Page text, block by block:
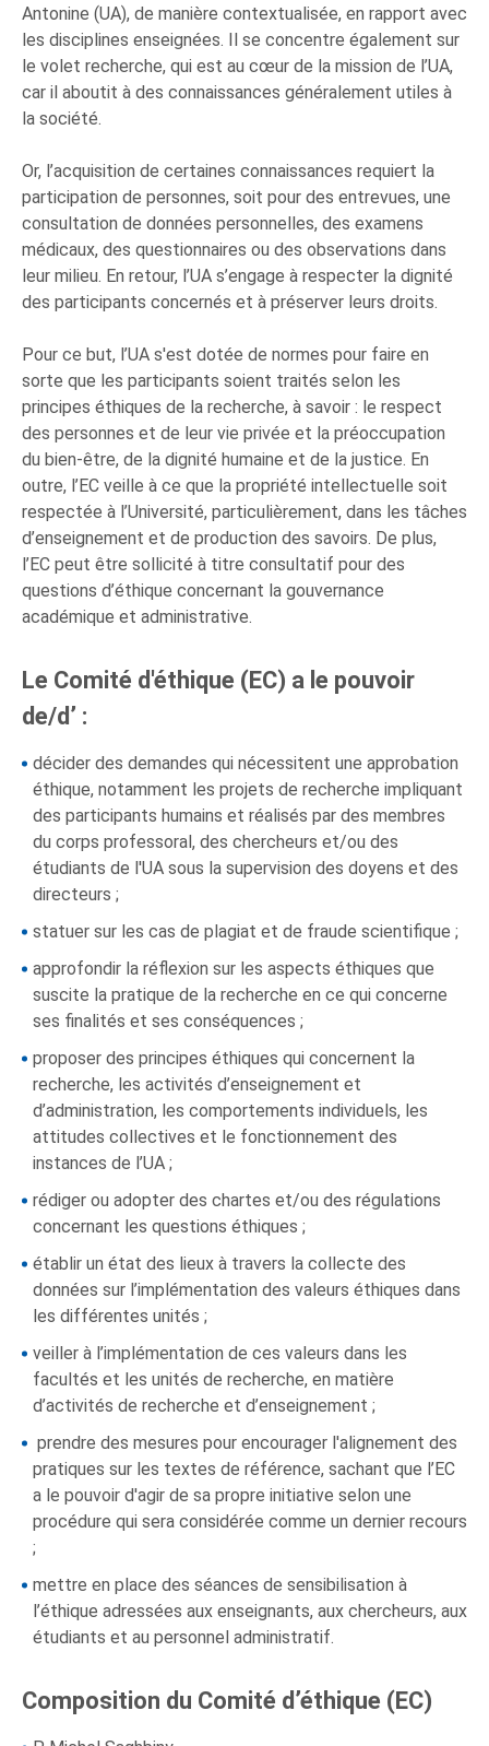
Antonine (UA), de manière contextualisée, en rapport avec
les disciplines enseignées. Il se concentre également sur
le volet recherche, qui est au cœur de la mission de l’UA,
car il aboutit à des connaissances généralement utiles à
la société.
Or, l’acquisition de certaines connaissances requiert la
participation de personnes, soit pour des entrevues, une
consultation de données personnelles, des examens
médicaux, des questionnaires ou des observations dans
leur milieu. En retour, l’UA s’engage à respecter la dignité
des participants concernés et à préserver leurs droits.
Pour ce but, l’UA s'est dotée de normes pour faire en
sorte que les participants soient traités selon les
principes éthiques de la recherche, à savoir : le respect
des personnes et de leur vie privée et la préoccupation
du bien-être, de la dignité humaine et de la justice. En
outre, l’EC veille à ce que la propriété intellectuelle soit
respectée à l’Université, particulièrement, dans les tâches
d’enseignement et de production des savoirs. De plus,
l’EC peut être sollicité à titre consultatif pour des
questions d’éthique concernant la gouvernance
académique et administrative.
Le Comité d'éthique (EC) a le pouvoir
de/d’ :
décider des demandes qui nécessitent une approbation
éthique, notamment les projets de recherche impliquant
des participants humains et réalisés par des membres
du corps professoral, des chercheurs et/ou des
étudiants de l'UA sous la supervision des doyens et des
directeurs ;
statuer sur les cas de plagiat et de fraude scientifique ;
approfondir la réflexion sur les aspects éthiques que
suscite la pratique de la recherche en ce qui concerne
ses finalités et ses conséquences ;
proposer des principes éthiques qui concernent la
recherche, les activités d’enseignement et
d’administration, les comportements individuels, les
attitudes collectives et le fonctionnement des
instances de l’UA ;
rédiger ou adopter des chartes et/ou des régulations
concernant les questions éthiques ;
établir un état des lieux à travers la collecte des
données sur l’implémentation des valeurs éthiques dans
les différentes unités ;
veiller à l’implémentation de ces valeurs dans les
facultés et les unités de recherche, en matière
d’activités de recherche et d’enseignement ;
prendre des mesures pour encourager l'alignement des
pratiques sur les textes de référence, sachant que l’EC
a le pouvoir d'agir de sa propre initiative selon une
procédure qui sera considérée comme un dernier recours
;
mettre en place des séances de sensibilisation à
l’éthique adressées aux enseignants, aux chercheurs, aux
étudiants et au personnel administratif.
Composition du Comité d’éthique (EC)